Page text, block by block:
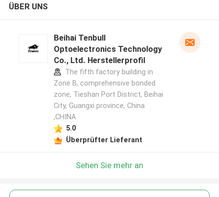
ÜBER UNS
Beihai Tenbull
Optoelectronics Technology
Co., Ltd. Herstellerprofil
The fifth factory building in
Zone B, comprehensive bonded
zone, Tieshan Port District, Beihai
City, Guangxi province, China
,CHINA
5.0
Überprüfter Lieferant
Sehen Sie mehr an